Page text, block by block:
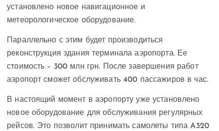
установлено новое навигационное и
метеорологическое оборудование.
Параллельно с этим будет производиться
реконструкция здания терминала аэропорта. Ее
стоимость – 300 млн грн. После завершения работ
аэропорт сможет обслуживать 400 пассажиров в час.
В настоящий момент в аэропорту уже установлено
новое оборудование для обслуживания регулярных
рейсов. Это позволит принимать самолеты типа A320